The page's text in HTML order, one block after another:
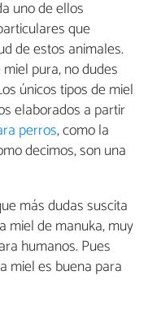
uno de ellos
que
de estos animales.
pura, no dudes
únicos tipos de miel
elaborados a partir
perros, como la
decimos, son una
más dudas suscita
miel de manuka, muy
humanos. Pues
miel es buena para